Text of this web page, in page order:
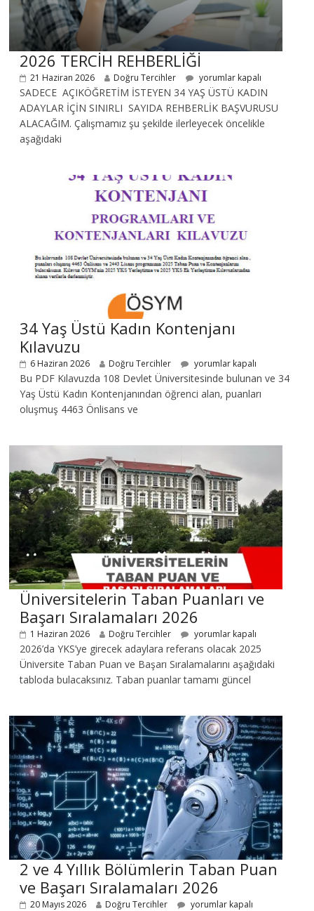
2026 TERCİH REHBERLİĞİ
21 Haziran 2026 Doğru Tercihler yorumlar kapalı
SADECE AÇIKÖĞRETİM İSTEYEN 34 YAŞ ÜSTÜ KADIN
ADAYLAR İÇİN SINIRLI SAYIDA REHBERLİK BAŞVURUSU
ALACAĞIM. Çalışmamız şu şekilde ilerleyecek öncelikle
aşağıdaki
34 Yaş Üstü Kadın Kontenjanı
Kılavuzu
6 Haziran 2026 Doğru Tercihler yorumlar kapalı
Bu PDF Kılavuzda 108 Devlet Üniversitesinde bulunan ve 34
Yaş Üstü Kadın Kontenjanından öğrenci alan, puanları
oluşmuş 4463 Önlisans ve
Üniversitelerin Taban Puanları ve
Başarı Sıralamaları 2026
1 Haziran 2026 Doğru Tercihler yorumlar kapalı
2026’da YKS’ye girecek adaylara referans olacak 2025
Üniversite Taban Puan ve Başarı Sıralamalarını aşağıdaki
tabloda bulacaksınız. Taban puanlar tamamı güncel
2 ve 4 Yıllık Bölümlerin Taban Puan
ve Başarı Sıralamaları 2026
20 Mayıs 2026 Doğru Tercihler yorumlar kapalı